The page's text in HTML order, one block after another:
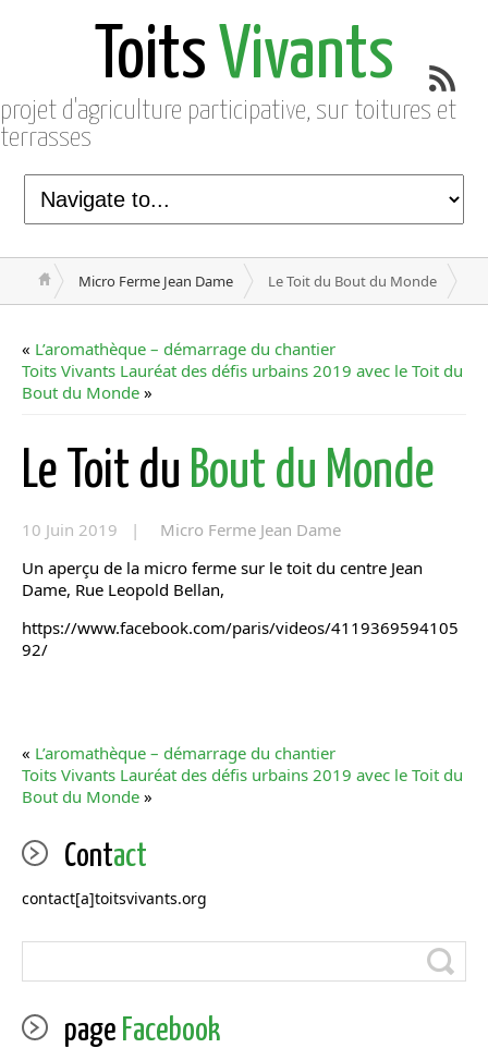
Toits Vivants
projet d'agriculture participative, sur toitures et
terrasses
Micro Ferme Jean Dame Le Toit du Bout du Monde
« L’aromathèque – démarrage du chantier
Toits Vivants Lauréat des défis urbains 2019 avec le Toit du
Bout du Monde »
Le Toit du Bout du Monde
10 Juin 2019 |
Micro Ferme Jean Dame
Un aperçu de la micro ferme sur le toit du centre Jean
Dame, Rue Leopold Bellan,
https://www.facebook.com/paris/videos/4119369594105
92/
« L’aromathèque – démarrage du chantier
Toits Vivants Lauréat des défis urbains 2019 avec le Toit du
Bout du Monde »
Contact
contact[a]toitsvivants.org
page Facebook